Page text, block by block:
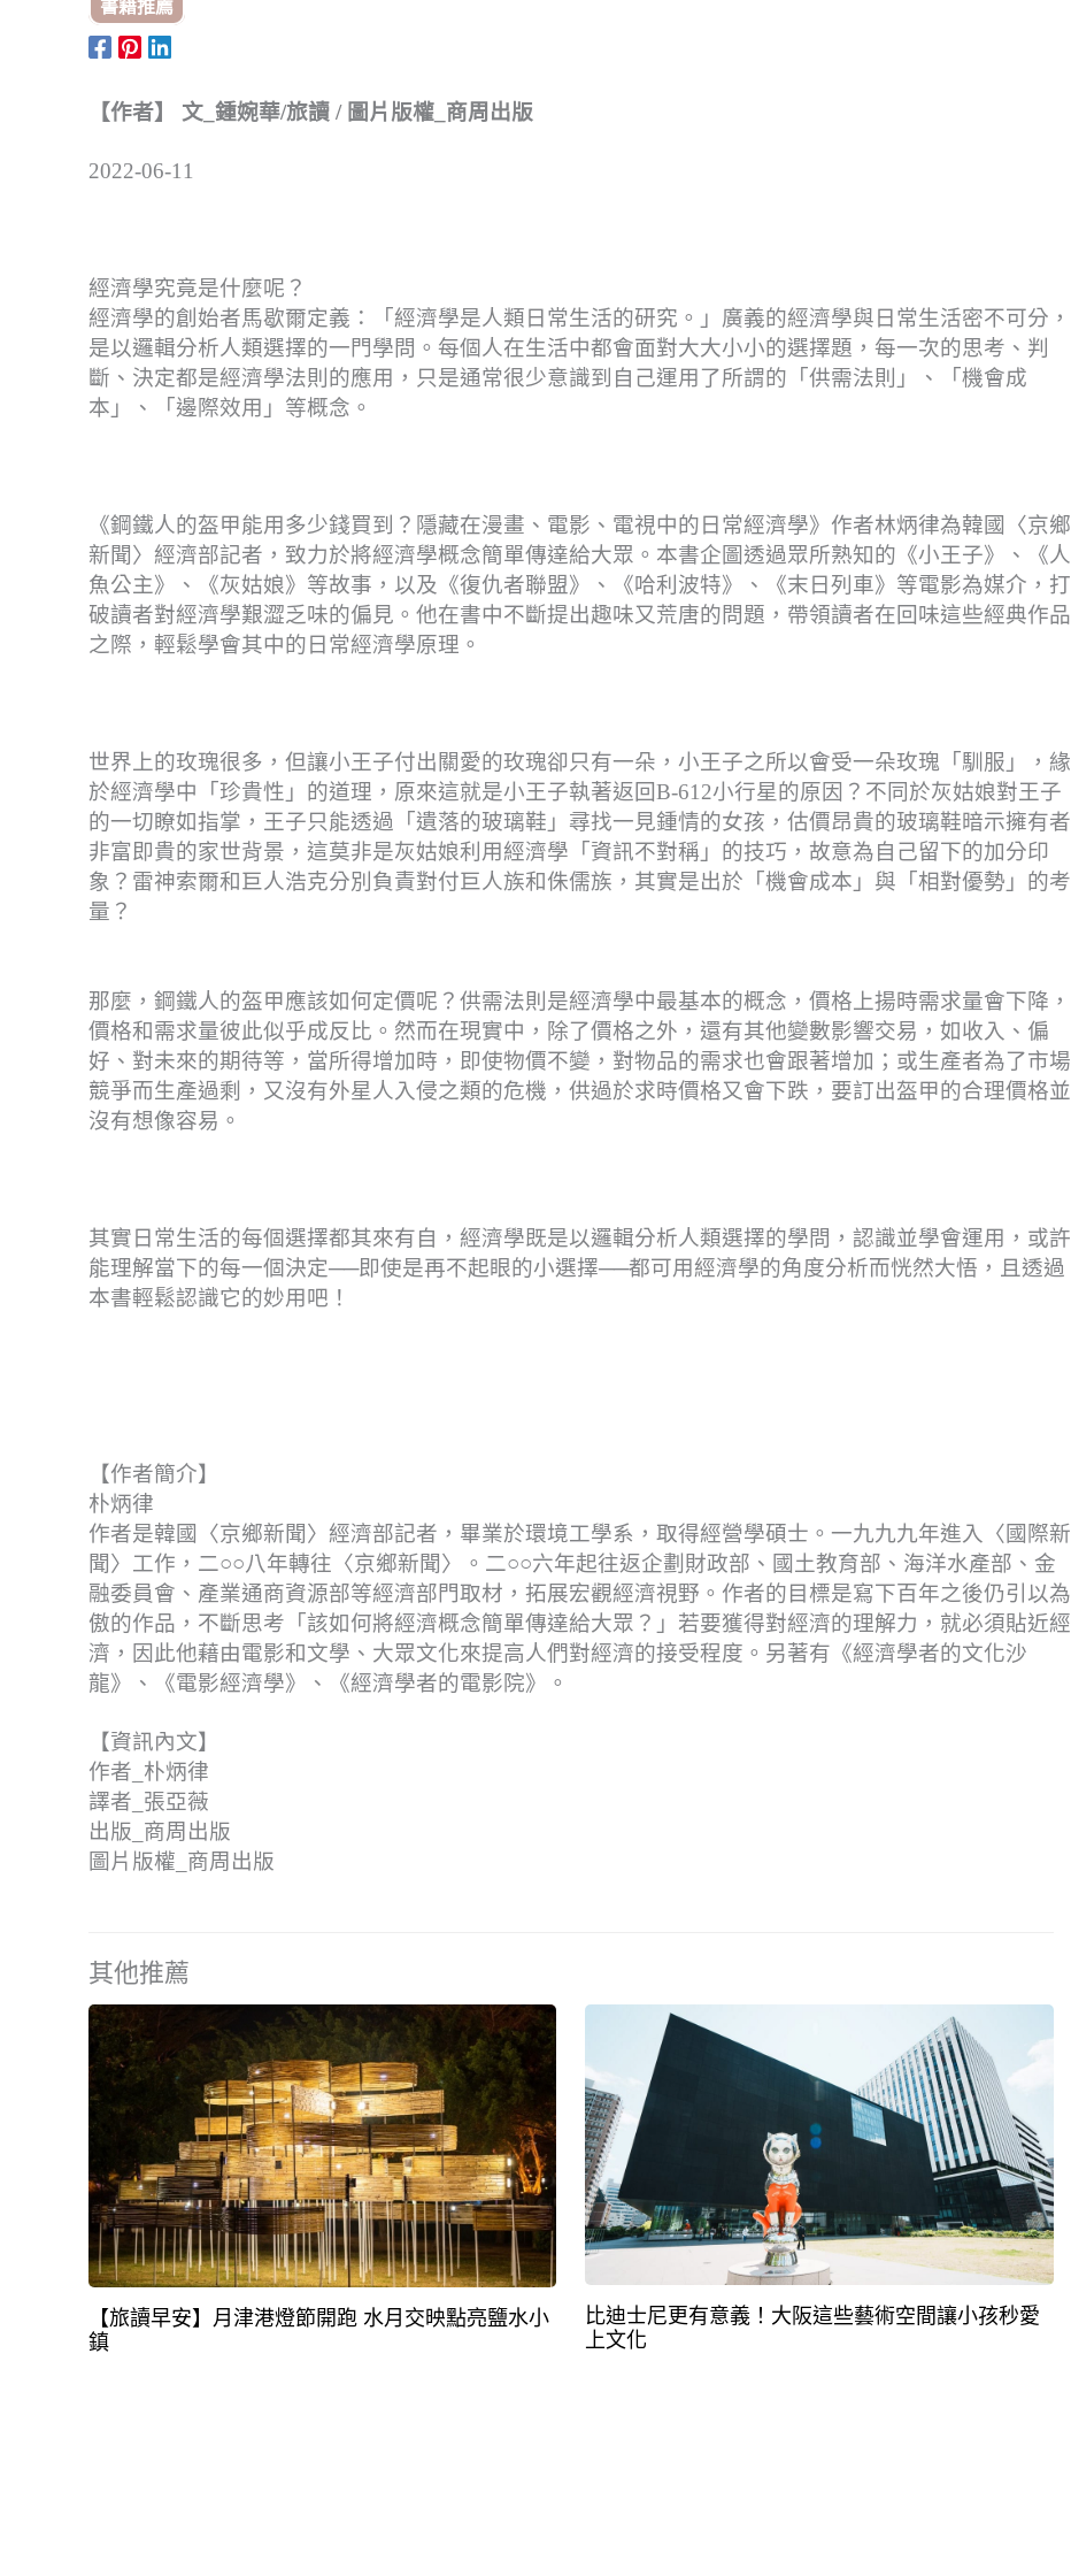
書籍推薦
【作者】 文_鍾婉華/旅讀 / 圖片版權_商周出版
2022-06-11
經濟學究竟是什麼呢？
經濟學的創始者馬歇爾定義：「經濟學是人類日常生活的研究。」廣義的經濟學與日常生活密不可分，
是以邏輯分析人類選擇的一門學問。每個人在生活中都會面對大大小小的選擇題，每一次的思考、判
斷、決定都是經濟學法則的應用，只是通常很少意識到自己運用了所謂的「供需法則」、「機會成
本」、「邊際效用」等概念。
《鋼鐵人的盔甲能用多少錢買到？隱藏在漫畫、電影、電視中的日常經濟學》作者林炳律為韓國〈京鄉
新聞〉經濟部記者，致力於將經濟學概念簡單傳達給大眾。本書企圖透過眾所熟知的《小王子》、《人
魚公主》、《灰姑娘》等故事，以及《復仇者聯盟》、《哈利波特》、《末日列車》等電影為媒介，打
破讀者對經濟學艱澀乏味的偏見。他在書中不斷提出趣味又荒唐的問題，帶領讀者在回味這些經典作品
之際，輕鬆學會其中的日常經濟學原理。
世界上的玫瑰很多，但讓小王子付出關愛的玫瑰卻只有一朵，小王子之所以會受一朵玫瑰「馴服」，緣
於經濟學中「珍貴性」的道理，原來這就是小王子執著返回B-612小行星的原因？不同於灰姑娘對王子
的一切瞭如指掌，王子只能透過「遺落的玻璃鞋」尋找一見鍾情的女孩，估價昂貴的玻璃鞋暗示擁有者
非富即貴的家世背景，這莫非是灰姑娘利用經濟學「資訊不對稱」的技巧，故意為自己留下的加分印
象？雷神索爾和巨人浩克分別負責對付巨人族和侏儒族，其實是出於「機會成本」與「相對優勢」的考
量？
那麼，鋼鐵人的盔甲應該如何定價呢？供需法則是經濟學中最基本的概念，價格上揚時需求量會下降，
價格和需求量彼此似乎成反比。然而在現實中，除了價格之外，還有其他變數影響交易，如收入、偏
好、對未來的期待等，當所得增加時，即使物價不變，對物品的需求也會跟著增加；或生產者為了市場
競爭而生產過剩，又沒有外星人入侵之類的危機，供過於求時價格又會下跌，要訂出盔甲的合理價格並
沒有想像容易。
其實日常生活的每個選擇都其來有自，經濟學既是以邏輯分析人類選擇的學問，認識並學會運用，或許
能理解當下的每一個決定──即使是再不起眼的小選擇──都可用經濟學的角度分析而恍然大悟，且透過
本書輕鬆認識它的妙用吧！
【作者簡介】
朴炳律
作者是韓國〈京鄉新聞〉經濟部記者，畢業於環境工學系，取得經營學碩士。一九九九年進入〈國際新
聞〉工作，二○○八年轉往〈京鄉新聞〉。二○○六年起往返企劃財政部、國土教育部、海洋水產部、金
融委員會、產業通商資源部等經濟部門取材，拓展宏觀經濟視野。作者的目標是寫下百年之後仍引以為
傲的作品，不斷思考「該如何將經濟概念簡單傳達給大眾？」若要獲得對經濟的理解力，就必須貼近經
濟，因此他藉由電影和文學、大眾文化來提高人們對經濟的接受程度。另著有《經濟學者的文化沙
龍》、《電影經濟學》、《經濟學者的電影院》。
【資訊內文】
作者_朴炳律
譯者_張亞薇
出版_商周出版
圖片版權_商周出版
其他推薦
【旅讀早安】月津港燈節開跑 水月交映點亮鹽水小
鎮
比迪士尼更有意義！大阪這些藝術空間讓小孩秒愛
上文化